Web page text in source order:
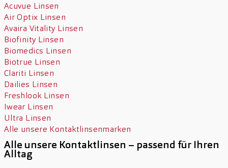
Acuvue Linsen
Air Optix Linsen
Avaira Vitality Linsen
Biofinity Linsen
Biomedics Linsen
Biotrue Linsen
Clariti Linsen
Dailies Linsen
Freshlook Linsen
Iwear Linsen
Ultra Linsen
Alle unsere Kontaktlinsenmarken
Alle unsere Kontaktlinsen – passend für Ihren
Alltag